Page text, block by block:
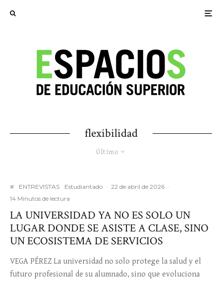
flexibilidad
Último
# ENTREVISTAS Estudiantado · 22 de abril de 2026 ·
14 Minutos de lectura
LA UNIVERSIDAD YA NO ES SOLO UN
LUGAR DONDE SE ASISTE A CLASE, SINO
UN ECOSISTEMA DE SERVICIOS
VEGA PÉREZ La universidad no solo protege la salud y el
futuro profesional de su alumnado, sino que evoluciona